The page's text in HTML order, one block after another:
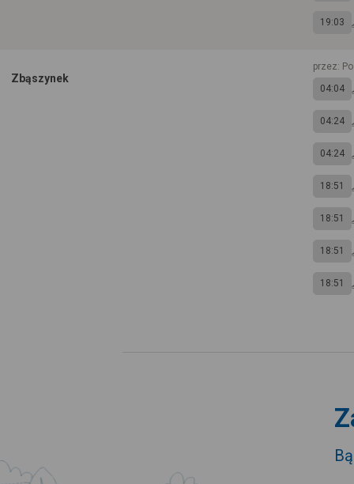
19:03
Zbąszynek
przez:
04:04
04:24
04:24
18:51
18:51
18:51
18:51